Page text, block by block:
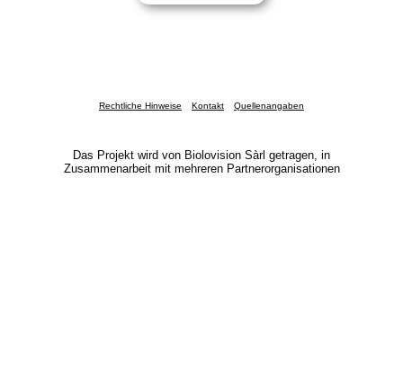
Rechtliche Hinweise Kontakt Quellenangaben
Das Projekt wird von Biolovision Sàrl getragen, in
Zusammenarbeit mit mehreren Partnerorganisationen